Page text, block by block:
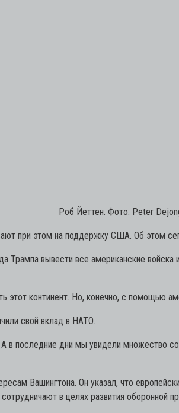
Роб Йеттен. Фото: Peter
при этом на поддержку США. Об этом
вывести все американские войска
континент. Но, конечно, с помощью
свой вклад в НАТО.
в последние дни мы увидели множество
Вашингтона. Он указал, что
в целях развития оборонной